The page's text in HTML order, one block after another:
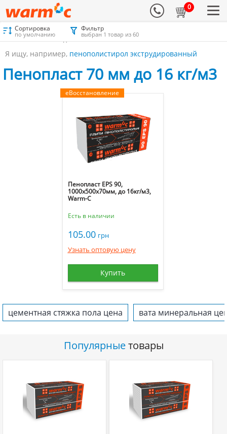
0
Материалы для утепления Каталог
Пенопласт
Пенопласт 70 мм до 16 кг/м3
Я ищу, например, пенополистирол экструдированный
Сортировка
по умолчанию
Фильтр
выбран 1 товар из 60
Пенопласт 70 мм до 16 кг/м3
еВосстановление
Пенопласт EPS 90,
1000х500х70мм, до 16кг/м3,
Warm-C
Есть в наличии
105.00 грн
Узнать оптовую цену
Купить
цементная стяжка пола цена вата минеральная
Популярныетовары